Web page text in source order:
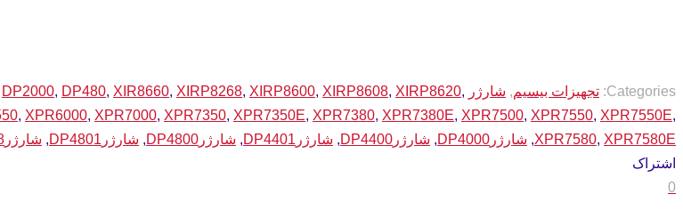
Categories: تجهیزات بیسیم, شارژر DP2000, DP480, XIR8660, XIRP8268, XIRP8600, XIRP8608, XIRP8620,
, XPR6000, XPR7000, XPR7350, XPR7350E, XPR7380, XPR7380E, XPR7500, XPR7550, XPR7550E,
XPR7580, XPR7580E
, شارژرDP4000 , شارژرDP4400 , شارژرDP4401 , شارژرDP4800 , شارژرDP4801 , شارژرXIRP8668
اشتراک
0